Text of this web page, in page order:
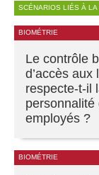
SCÉNARIOS LIÉS À LA
BIOMÉTRIE
Le contrôle
d’accès aux
respecte-t-il
personnalité
employés ?
BIOMÉTRIE